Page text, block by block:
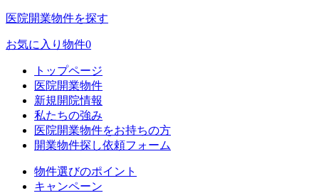
医院開業物件を探す
お気に入り物件0
トップページ
医院開業物件
新規開院情報
私たちの強み
医院開業物件をお持ちの方
開業物件探し依頼フォーム
物件選びのポイント
キャンペーン